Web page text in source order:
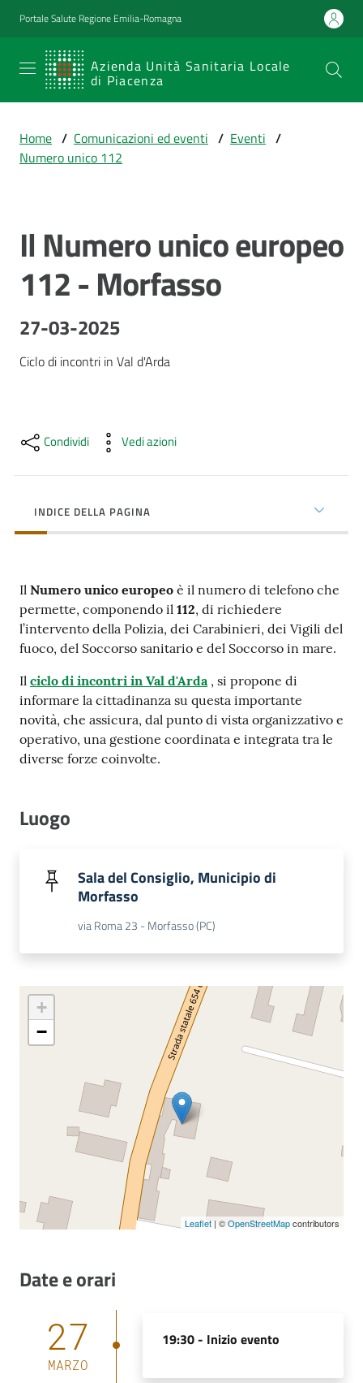
Vai al contenuto
Vai alla navigazione
Vai al footer
Portale Salute Regione Emilia-Romagna
Azienda Unità Sanitaria Locale
di Piacenza
SERVIZIO
SANITARIO
Emilia-
Romagna
Prestazioni
percorsi
cura
Come
fare
per...
Strutture
Studiare
Piacenza
Costruiamo
Salute
Novità
Imprese
Seguici
Home / Comunicazioni ed eventi / Eventi /
Numero unico 112
Salta al contenuto
Il Numero unico europeo
112 - Morfasso
27-03-2025
Ciclo di incontri in Val d'Arda
Condividi Vedi azioni
INDICE DELLA PAGINA
Il Numero unico europeo è il numero di telefono che
permette, componendo il 112, di richiedere
l’intervento della Polizia, dei Carabinieri, dei Vigili del
fuoco, del Soccorso sanitario e del Soccorso in mare.
Il ciclo di incontri in Val d'Arda, si propone di
informare la cittadinanza su questa importante
novità, che assicura, dal punto di vista organizzativo e
operativo, una gestione coordinata e integrata tra le
diverse forze coinvolte.
Luogo
Sala del Consiglio, Municipio di
Morfasso
via Roma 23 - Morfasso (PC)
+
−
Leaflet | ©OpenStreetMapcontributors
Date e orari
27
MARZO
19:30 - Inizio evento